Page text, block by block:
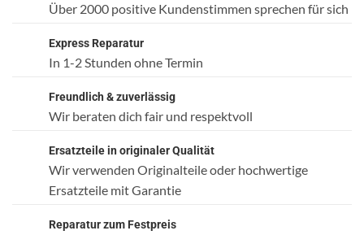
Über 2000 positive Kundenstimmen sprechen für sich
Express Reparatur
In 1-2 Stunden ohne Termin
Freundlich & zuverlässig
Wir beraten dich fair und respektvoll
Ersatzteile in originaler Qualität
Wir verwenden Originalteile oder hochwertige
Ersatzteile mit Garantie
Reparatur zum Festpreis